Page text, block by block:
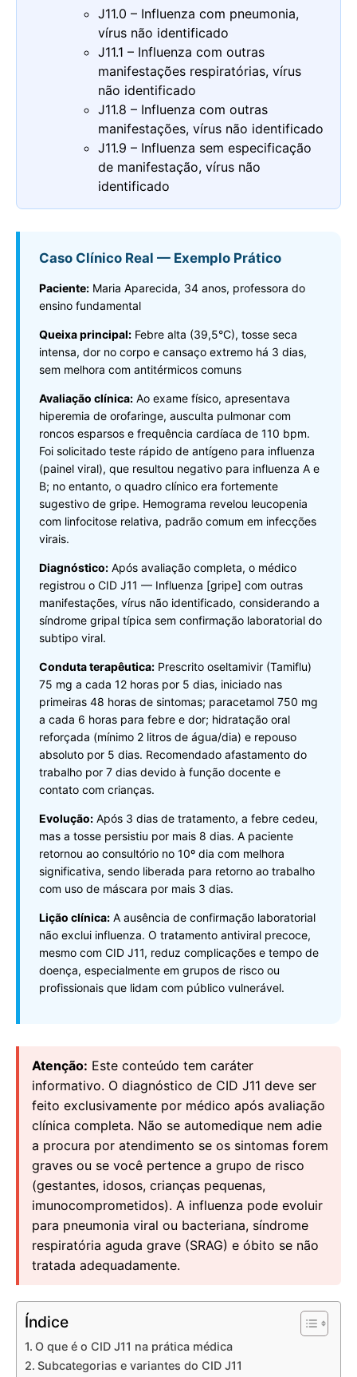
J11.0 – Influenza com pneumonia,
vírus não identificado
J11.1 – Influenza com outras
manifestações respiratórias, vírus
não identificado
J11.8 – Influenza com outras
manifestações, vírus não identificado
J11.9 – Influenza sem especificação
de manifestação, vírus não
identificado
Caso Clínico Real — Exemplo Prático
Paciente: Maria Aparecida, 34 anos, professora do
ensino fundamental
Queixa principal: Febre alta (39,5°C), tosse seca
intensa, dor no corpo e cansaço extremo há 3 dias,
sem melhora com antitérmicos comuns
Avaliação clínica: Ao exame físico, apresentava
hiperemia de orofaringe, ausculta pulmonar com
roncos esparsos e frequência cardíaca de 110 bpm.
Foi solicitado teste rápido de antígeno para influenza
(painel viral), que resultou negativo para influenza A e
B; no entanto, o quadro clínico era fortemente
sugestivo de gripe. Hemograma revelou leucopenia
com linfocitose relativa, padrão comum em infecções
virais.
Diagnóstico: Após avaliação completa, o médico
registrou o CID J11 — Influenza [gripe] com outras
manifestações, vírus não identificado, considerando a
síndrome gripal típica sem confirmação laboratorial do
subtipo viral.
Conduta terapêutica: Prescrito oseltamivir (Tamiflu)
75 mg a cada 12 horas por 5 dias, iniciado nas
primeiras 48 horas de sintomas; paracetamol 750 mg
a cada 6 horas para febre e dor; hidratação oral
reforçada (mínimo 2 litros de água/dia) e repouso
absoluto por 5 dias. Recomendado afastamento do
trabalho por 7 dias devido à função docente e
contato com crianças.
Evolução: Após 3 dias de tratamento, a febre cedeu,
mas a tosse persistiu por mais 8 dias. A paciente
retornou ao consultório no 10º dia com melhora
significativa, sendo liberada para retorno ao trabalho
com uso de máscara por mais 3 dias.
Lição clínica: A ausência de confirmação laboratorial
não exclui influenza. O tratamento antiviral precoce,
mesmo com CID J11, reduz complicações e tempo de
doença, especialmente em grupos de risco ou
profissionais que lidam com público vulnerável.
Atenção: Este conteúdo tem caráter
informativo. O diagnóstico de CID J11 deve ser
feito exclusivamente por médico após avaliação
clínica completa. Não se automedique nem adie
a procura por atendimento se os sintomas forem
graves ou se você pertence a grupo de risco
(gestantes, idosos, crianças pequenas,
imunocomprometidos). A influenza pode evoluir
para pneumonia viral ou bacteriana, síndrome
respiratória aguda grave (SRAG) e óbito se não
tratada adequadamente.
Índice
O que é o CID J11 na prática médica
Subcategorias e variantes do CID J11